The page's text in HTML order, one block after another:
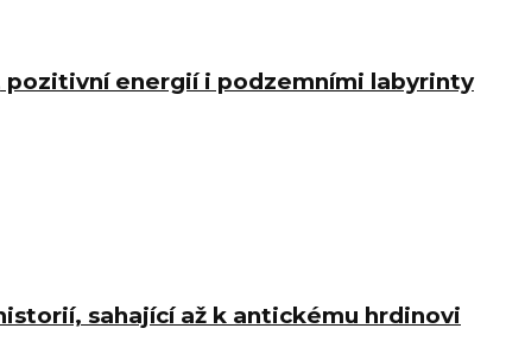
pozitivní energií i podzemními labyrinty
sahající až k antickému hrdinovi